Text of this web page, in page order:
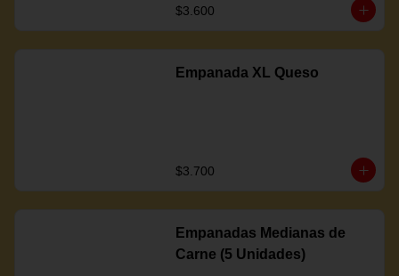
$3.600
Empanada XL Queso
$3.700
Empanadas Medianas de
Carne (5 Unidades)